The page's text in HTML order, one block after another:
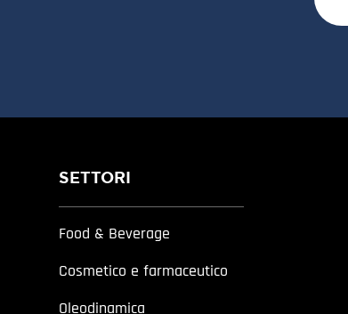
SETTORI
Food & Beverage
Cosmetico e farmaceutico
Oleodinamica